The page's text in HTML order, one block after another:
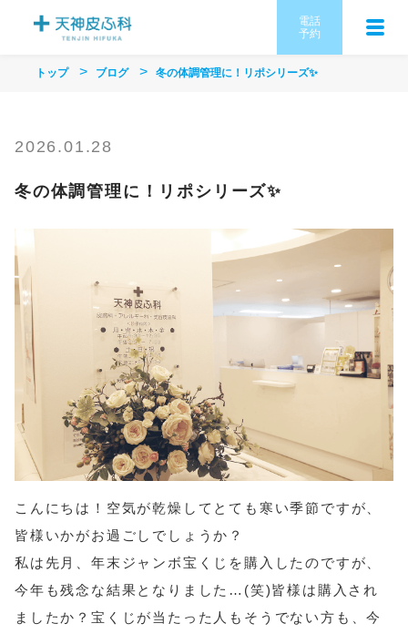
電話
予約
トップ ブログ 冬の体調管理に！リポシリーズ✨️
2026.01.28
冬の体調管理に！リポシリーズ✨️
こんにちは！空気が乾燥してとても寒い季節ですが、
皆様いかがお過ごしでしょうか？
私は先月、年末ジャンボ宝くじを購入したのですが、
今年も残念な結果となりました…(笑)皆様は購入され
ましたか？宝くじが当たった人もそうでない方も、今